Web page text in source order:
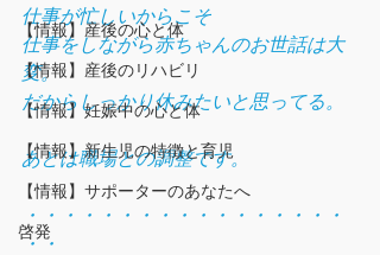
【情報】産後の心と体
【情報】産後のリハビリ
【情報】妊娠中の心と体
【情報】新生児の特徴と育児
【情報】サポーターのあなたへ
啓発
仕事が忙しいからこそ
仕事をしながら赤ちゃんのお世話は大
変。
だからしっかり休みたいと思ってる。
あとは職場との調整です。
・・・・・・・・・・・・・・・・・
・・